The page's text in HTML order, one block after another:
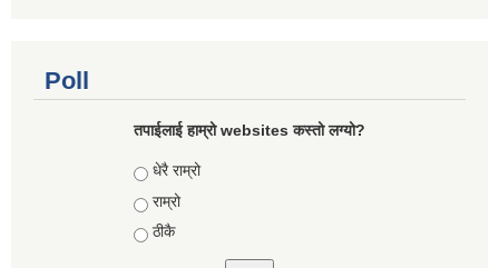
Poll
तपाईलाई हाम्रो websites कस्तो लग्यो?
Choices
धेरै राम्रो
राम्रो
ठीकै